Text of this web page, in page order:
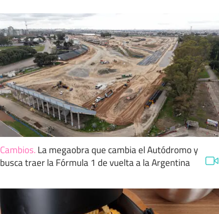
Cambios. La megaobra que cambia el Autódromo y
busca traer la Fórmula 1 de vuelta a la Argentina